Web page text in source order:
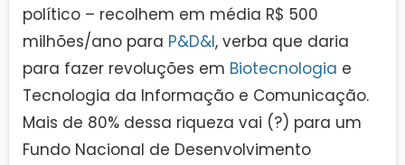
político – recolhem em média R$ 500
milhões/ano para P&D&I, verba que daria
para fazer revoluções em Biotecnologia e
Tecnologia da Informação e Comunicação.
Mais de 80% dessa riqueza vai (?) para um
Fundo Nacional de Desenvolvimento